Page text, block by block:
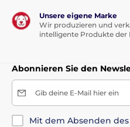
Unsere eigene Marke
Wir produzieren und
intelligente Produkte der
Abonnieren Sie den
Gib deine E-Mail hier ein
Mit dem Absenden